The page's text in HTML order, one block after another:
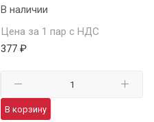
В наличии
Цена за 1 пар с НДС
377 ₽
В корзину